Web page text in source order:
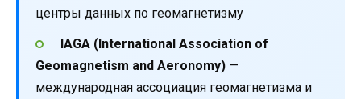
центры данных по геомагнетизму
IAGA (International Association of
Geomagnetism and Aeronomy) —
международная ассоциация геомагнетизма и